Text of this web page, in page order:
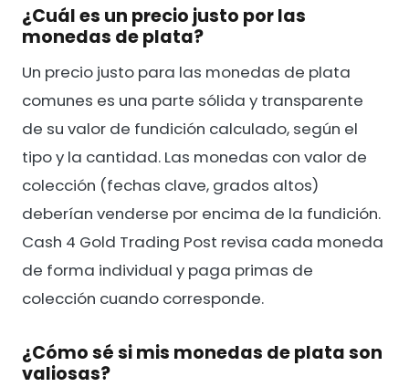
¿Cuál es un precio justo por las
monedas de plata?
Un precio justo para las monedas de plata
comunes es una parte sólida y transparente
de su valor de fundición calculado, según el
tipo y la cantidad. Las monedas con valor de
colección (fechas clave, grados altos)
deberían venderse por encima de la fundición.
Cash 4 Gold Trading Post revisa cada moneda
de forma individual y paga primas de
colección cuando corresponde.
¿Cómo sé si mis monedas de plata son
valiosas?